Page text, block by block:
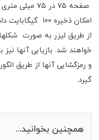
امکان ذخیره
از طریق لیزر به صورت
خواهند شد. بازیابی آنها
و رمزگشایی آنها از طریق
گیرد.
همچنین بخوانید...